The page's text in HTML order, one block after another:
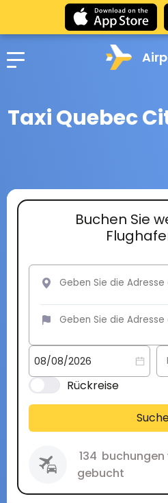
Taxi Quebec
Buchen Sie
Rückreise
134 buchungen
gebucht